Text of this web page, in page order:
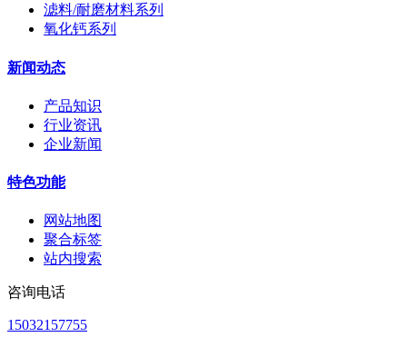
滤料/耐磨材料系列
氧化钙系列
新闻动态
产品知识
行业资讯
企业新闻
特色功能
网站地图
聚合标签
站内搜索
咨询电话
15032157755